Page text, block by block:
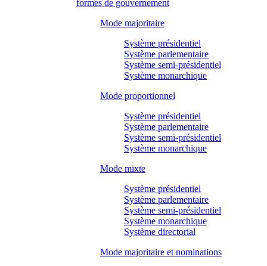
formes de gouvernement
Mode majoritaire
Système présidentiel
Système parlementaire
Système semi-présidentiel
Système monarchique
Mode proportionnel
Système présidentiel
Système parlementaire
Système semi-présidentiel
Système monarchique
Mode mixte
Système présidentiel
Système parlementaire
Système semi-présidentiel
Système monarchique
Système directorial
Mode majoritaire et nominations